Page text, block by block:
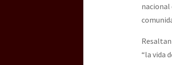
nacional
“la vida